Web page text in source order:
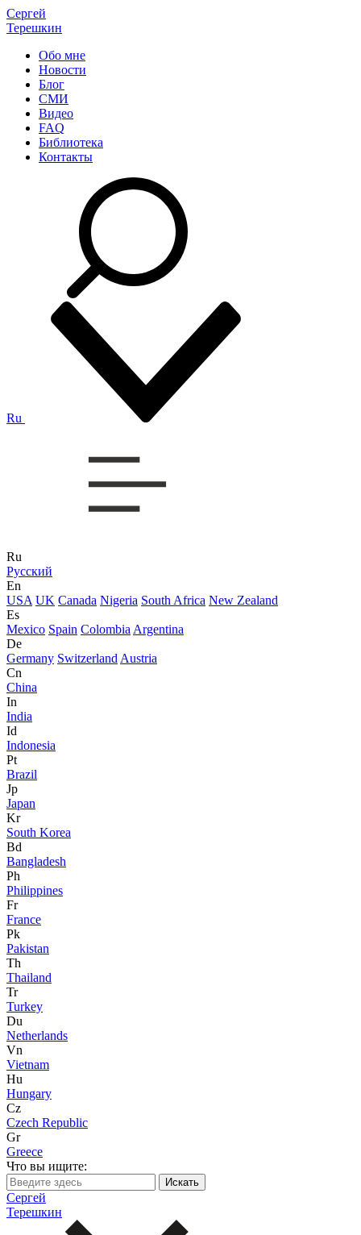
Сергей
Терешкин
Обо мне
Новости
Блог
СМИ
Видео
FAQ
Библиотека
Контакты
Ru
Ru
Русский
En
USA UK Canada Nigeria South Africa New Zealand
Es
Mexico Spain Colombia Argentina
De
Germany Switzerland Austria
Cn
China
In
India
Id
Indonesia
Pt
Brazil
Jp
Japan
Kr
South Korea
Bd
Bangladesh
Ph
Philippines
Fr
France
Pk
Pakistan
Th
Thailand
Tr
Turkey
Du
Netherlands
Vn
Vietnam
Hu
Hungary
Cz
Czech Republic
Gr
Greece
Что вы ищите:
Сергей
Терешкин